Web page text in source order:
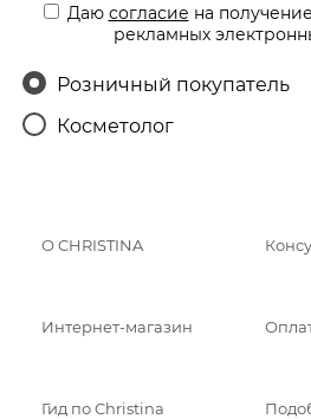
Даю согласие на
рекламных
Розничный покупатель
Косметолог
О CHRISTINA
Интернет-магазин
Гид по Christina